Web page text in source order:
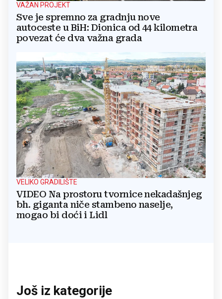
VAŽAN PROJEKT
Sve je spremno za gradnju nove
autoceste u BiH: Dionica od 44 kilometra
povezat će dva važna grada
VELIKO GRADILIŠTE
VIDEO Na prostoru tvornice nekadašnjeg
bh. giganta niče stambeno naselje,
mogao bi doći i Lidl
Još iz kategorije